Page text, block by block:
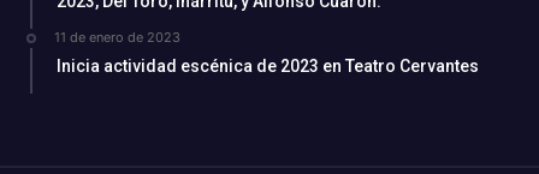
11 de enero de 2023
Inicia actividad escénica de 2023 en Teatro Cervantes